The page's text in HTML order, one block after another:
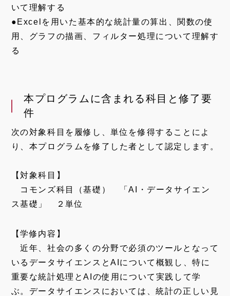
いて理解する​
●Excelを用いた基本的な統計量の算出、関数の使
用、グラフの描画、フィルター処理について理解す
る
本プログラムに含まれる科目と修了要
件
次の対象科目を履修し、単位を修得することによ
り、本プログラムを修了した者として認定します。
【対象科目】
コモンズ科目（基礎） 「AI・データサイエン
ス基礎」 ２単位
【学修内容】
近年、社会の多くの分野で必須のツールとなって
いるデータサイエンスとAIについて概観し、特に
重要な統計処理とAIの使用について実践して学
ぶ。データサイエンスにおいては、統計の正しい見